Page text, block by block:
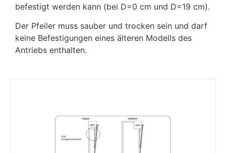
befestigt werden kann (bei D=0 cm und D=19 cm).
Der Pfeiler muss sauber und trocken sein und darf
keine Befestigungen eines älteren Modells des
Antriebs enthalten.